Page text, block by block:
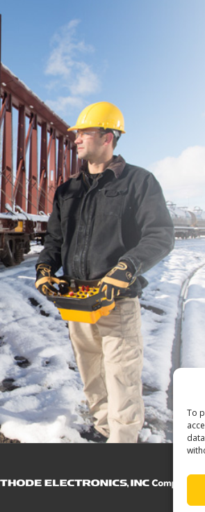
To
MANDO A
CALIDAD
SISTEMAS DE
Líder en diseño y fabricación
transmisor/receptor , Hetronic
seguros y fiables a clientes de
nuestros clientes conocen y
rendimiento de los
ASISTENCIA TÉCNICA